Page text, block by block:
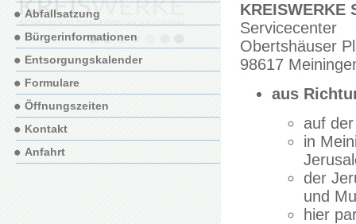
Servicecenter
Obertshäuser
98617
aus
auf
in
der
und
hier
Abfallsatzung
Bürgerinformationen
Entsorgungskalender
Formulare
Öffnungszeiten
Kontakt
Anfahrt